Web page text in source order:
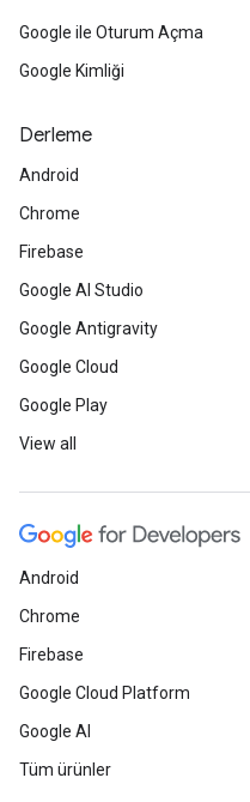
Google ile Oturum Açma
Google Kimliği
Derleme
Android
Chrome
Firebase
Google AI Studio
Google Antigravity
Google Cloud
Google Play
View all
Android
Chrome
Firebase
Google Cloud Platform
Google AI
Tüm ürünler